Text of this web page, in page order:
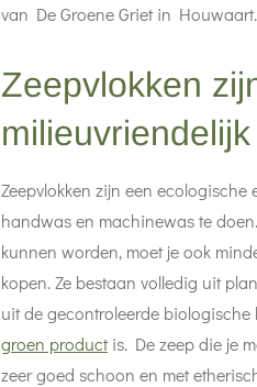
van De Groene Griet in Houwaart.
Zeepvlokken
milieuvriendelijk
Zeepvlokken zijn een
handwas en machinewas te
kunnen worden, moet je ook
kopen. Ze bestaan volledig uit
uit de gecontroleerde
groen productis. De zeep die je
zeer goed schoon en met